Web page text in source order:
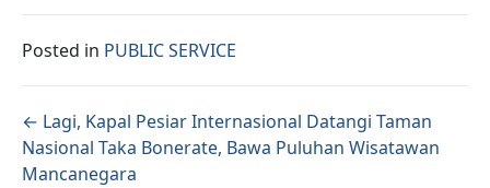
Posted in PUBLIC SERVICE
Posts navigation
← Lagi, Kapal Pesiar Internasional Datangi Taman
Nasional Taka Bonerate, Bawa Puluhan Wisatawan
Mancanegara